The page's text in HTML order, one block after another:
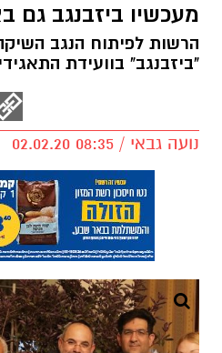
מעכשיו ביזבנגב גם
הרשות לפיתוח הנגב
"ביזבנגב" בוועידת
נועה גבאי / 08:35 02.02.20